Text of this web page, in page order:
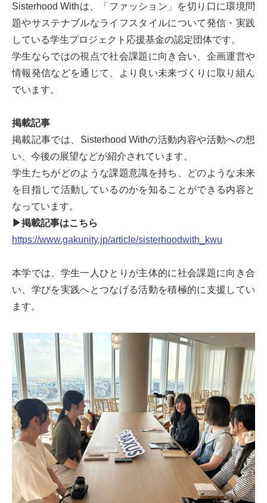
Sisterhood Withは、「ファッション」を切り口に環境問
題やサステナブルなライフスタイルについて発信・実践
している学生プロジェクト応援基金の認定団体です。
学生ならではの視点で社会課題に向き合い、企画運営や
情報発信などを通じて、より良い未来づくりに取り組ん
でいます。
掲載記事
掲載記事では、Sisterhood Withの活動内容や活動への想
い、今後の展望などが紹介されています。
学生たちがどのような課題意識を持ち、どのような未来
を目指して活動しているのかを知ることができる内容と
なっています。
▶掲載記事はこちら
https://www.gakunity.jp/article/sisterhoodwith_kwu
本学では、学生一人ひとりが主体的に社会課題に向き合
い、学びを実践へとつなげる活動を積極的に支援してい
ます。